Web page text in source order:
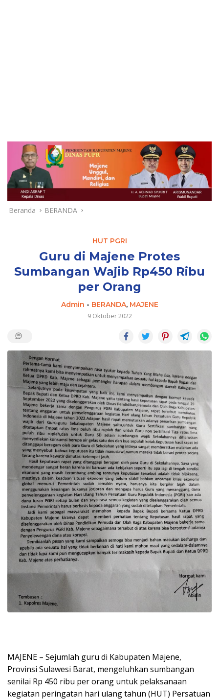
Beranda BERANDA
HUT PGRI
Guru di Majene Protes
Sumbangan Wajib Rp450 Ribu
per Orang
Admin - BERANDA, MAJENE
9 Oktober 2022
MAJENE – Sejumlah guru di Kabupaten Majene,
Provinsi Sulawesi Barat, mengeluhkan sumbangan
senilai Rp 450 ribu per orang untuk pelaksanaan
kegiatan peringatan hari ulang tahun (HUT) Persatuan